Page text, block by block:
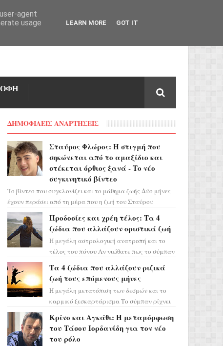
ΔΗΜΟΦΙΛΕΙΣ ΑΝΑΡΤΗΣΕΙΣ
Σταύρος Φλώρος: Η στιγμή που
σηκώνεται από το αμαξίδιο και
στέκεται όρθιος ξανά - Το νέο
συγκινητικό βίντεο
Το βίντεο που συγκλονίζει και το μάθημα ζωής Δύο μήνες
έχουν περάσει από τη μέρα που η ζωή του Σταύρου
Φλώρου άλλαξε για πάντα. Ο πρώην...
Προδοσίες και χρέη τέλος: Τα 4
ζώδια που αλλάζουν οριστικά ζωή
Η μεγάλη αστρολογική ανατροπή και το
τέλος του πόνου Αν νιώθατε πως το σύμπαν
πάρετε μια βαθιά α...
Τα 4 ζώδια που αλλάζουν ριζικά
ζωή τους επόμενους μήνες
Η μεγάλη μετατόπιση των δεσμών και το
καρμικό ξεσκαρτάρισμα Το σύμπαν ρίχνει
προειδοποιεί: οι σελην...
Κρίνο και Αγκάθι: Η μεταμόρφωση
του Τάσου Ιορδανίδη για τον νέο
του ρόλο
agent
usage
LEARN MORE GOT IT